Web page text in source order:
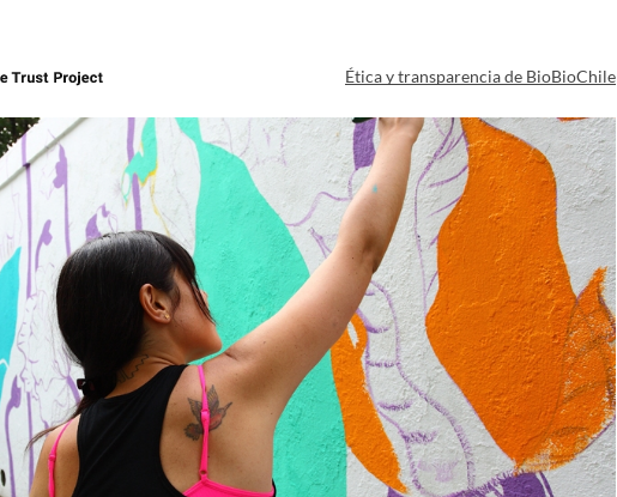
Ética y transparencia de BioBioChile